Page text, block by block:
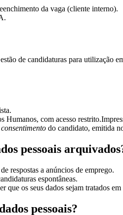
da vaga (cliente interno).
de candidaturas para utilização
com acesso
do candidato, emitida
pessoais
respostas a anúncios de emprego.
espontâneas.
os seus dados sejam tratados
pessoais?